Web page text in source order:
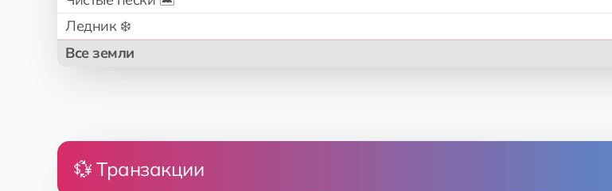
Ледник ❄️
Все земли
💱 Транзакции